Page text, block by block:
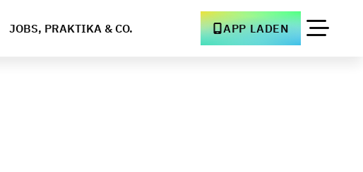
JOBS, PRAKTIKA & CO. APP LADEN